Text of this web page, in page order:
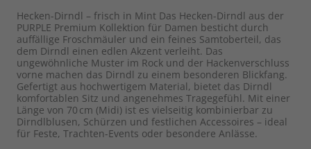
Hecken-Dirndl – frisch in Mint Das Hecken-Dirndl aus der
PURPLE Premium Kollektion für Damen besticht durch
auffällige Froschmäuler und ein feines Samtoberteil, das
dem Dirndl einen edlen Akzent verleiht. Das
ungewöhnliche Muster im Rock und der Hackenverschluss
vorne machen das Dirndl zu einem besonderen Blickfang.
Gefertigt aus hochwertigem Material, bietet das Dirndl
komfortablen Sitz und angenehmes Tragegefühl. Mit einer
Länge von 70 cm (Midi) ist es vielseitig kombinierbar zu
Dirndlblusen, Schürzen und festlichen Accessoires – ideal
für Feste, Trachten-Events oder besondere Anlässe.